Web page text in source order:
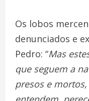
Os lobos
denunciados e
Pedro: “Mas
que seguem a
presos e